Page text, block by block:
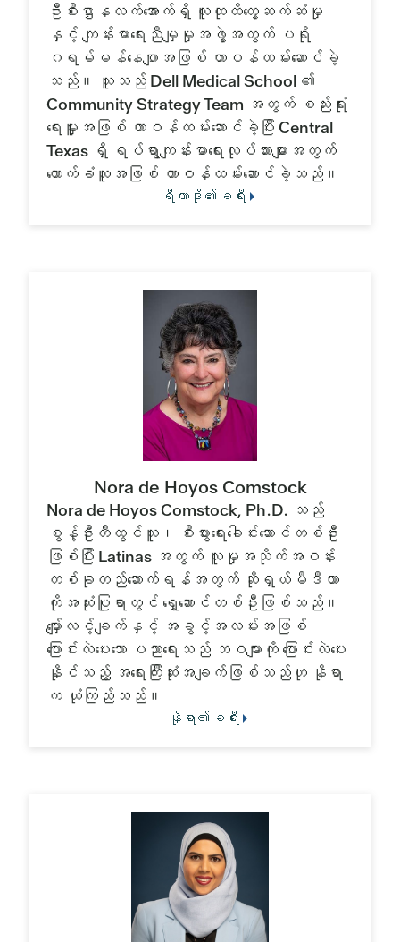
ဦးစီးဌာနလက်အောက်ရှိ လူထုထိတွေ့ဆက်ဆံမှု
နှင့် ကျန်းမာရေးညီမျှမှုအဖွဲ့အတွက် ပရို
ဂရမ်မန်နေဂျာအဖြစ် တာဝန်ထမ်းဆောင်ခဲ့
သည်။ သူသည် Dell Medical School ၏
Community Strategy Team အတွက် စည်းရုံး
ရေးမှူးအဖြစ် တာဝန်ထမ်းဆောင်ခဲ့ပြီး Central
Texas ရှိ ရပ်ရွာကျန်းမာရေးလုပ်သားများအတွက်
ထောက်ခံသူအဖြစ် တာဝန်ထမ်းဆောင်ခဲ့သည်။
ရီကာဒို၏ခရီး
Nora de Hoyos Comstock
Nora de Hoyos Comstock, Ph.D. သည်
စွန့်ဦးတီထွင်သူ၊ စီးပွားရေးခေါင်းဆောင်တစ်ဦး
ဖြစ်ပြီး Latinas အတွက် လူမှုအသိုက်အဝန်း
တစ်ခုတည်ဆောက်ရန်အတွက် ဆိုရှယ်မီဒီယာ
ကိုအသုံးပြုရာတွင် ရှေ့ဆောင်တစ်ဦးဖြစ်သည်။
မျှော်လင့်ချက်နှင့် အခွင့်အလမ်းအဖြစ်
ပြောင်းလဲပေးသော ပညာရေးသည် ဘဝများကို ပြောင်းလဲပေး
နိုင်သည့် အရေးကြီးဆုံးအချက်ဖြစ်သည်ဟု နိုရာ
က ယုံကြည်သည်။
နိုရာ၏ခရီး